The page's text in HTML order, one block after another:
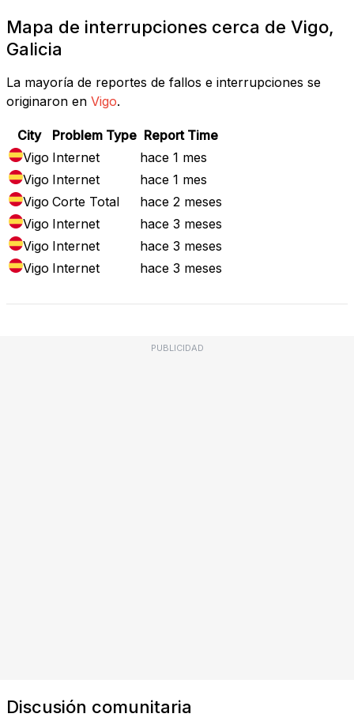
Mapa de interrupciones cerca de Vigo,
Galicia
La mayoría de reportes de fallos e interrupciones se
originaron en Vigo.
City Problem Type Report Time
Vigo Internet
hace 1 mes
Vigo Internet
hace 1 mes
Vigo Corte Total
hace 2 meses
Vigo Internet
hace 3 meses
Vigo Internet
hace 3 meses
Vigo Internet hace 3 meses
PUBLICIDAD
Discusión comunitaria